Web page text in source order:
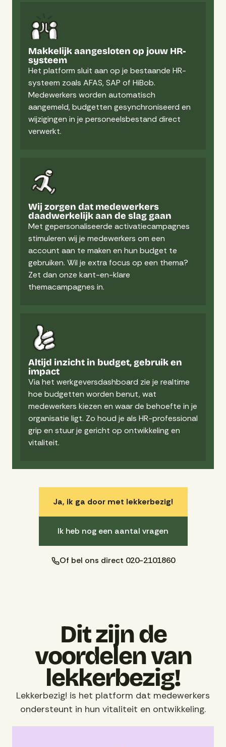
Makkelijk aangesloten op jouw HR-
systeem
Het platform sluit aan op je bestaande HR-
systeem zoals AFAS, SAP of HiBob.
Medewerkers worden automatisch
aangemeld, budgetten gesynchroniseerd en
wijzigingen in je personeelsbestand direct
verwerkt.
Wij zorgen dat medewerkers
daadwerkelijk aan de slag gaan
Met gepersonaliseerde activatiecampagnes
stimuleren wij je medewerkers om een
account aan te maken en hun budget te
gebruiken. Wil je extra focus op een thema?
Zet dan onze kant-en-klare
themacampagnes in.
Altijd inzicht in budget, gebruik en
impact
Via het werkgeversdashboard zie je realtime
hoe budgetten worden benut, wat
medewerkers kiezen en waar de behoefte in je
organisatie ligt. Zo houd je als HR-professional
grip en stuur je gericht op ontwikkeling en
vitaliteit.
Ja, ik ga door met lekkerbezig!
Ik heb nog een aantal vragen
Of bel ons direct 020-2101860
Dit zijn de
voordelen van
lekkerbezig!
Lekkerbezig! is het platform dat medewerkers
ondersteunt in hun vitaliteit en ontwikkeling.